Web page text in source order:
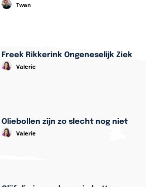
Twan
Freek Rikkerink Ongeneselijk Ziek
Valerie
Oliebollen zijn zo slecht nog niet
Valerie